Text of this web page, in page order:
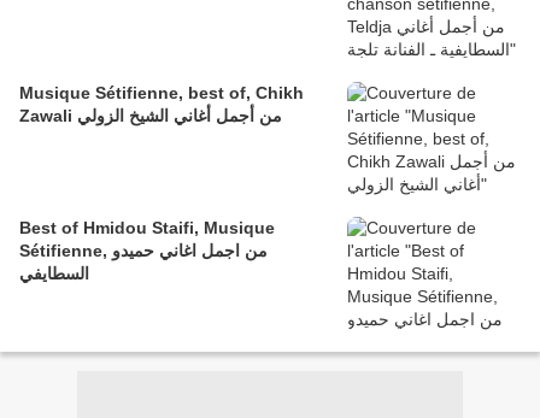
Musique Sétifienne, best of, Chikh
Zawali من أجمل أغاني الشيخ الزولي
Best of Hmidou Staifi, Musique
Sétifienne, من اجمل اغاني حميدو
السطايفي